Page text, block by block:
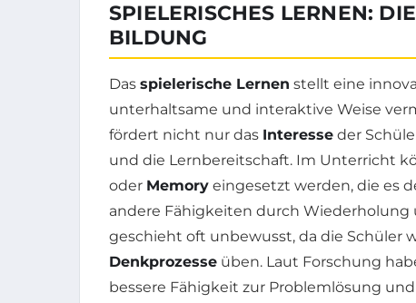
SPIELERISCHES LERNEN:
BILDUNG
Das spielerische Lernen stellt eine
unterhaltsame und interaktive Weise
fördert nicht nur das Interesse der
und die Lernbereitschaft. Im Unterricht
oder Memory eingesetzt werden, die es
andere Fähigkeiten durch
geschieht oft unbewusst, da die Schüler
Denkprozesse üben. Laut Forschung
bessere Fähigkeit zur Problemlösung